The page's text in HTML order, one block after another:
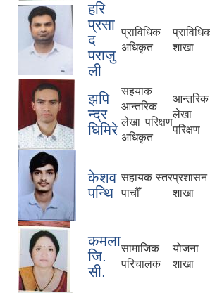
हरि
प्रसा
द
पराजु
ली
प्राविधिक
अधिकृत
शाखा
झपि
न्द्र
घिमिरे
सहयाक
आन्तरिक
लेखा परिक्षण
अधिकृत
आन्तरिक
लेखा
परिक्षण
केशव
पन्थि
सहायक स्तर
पाचौँ
प्रशासन
शाखा
कमला
जि.
सी.
सामाजिक
परिचालक
योजना
शाखा